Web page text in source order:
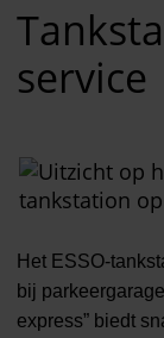
service
Het ESSO-
bij
express” biedt